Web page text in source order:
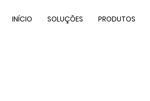
INÍCIO SOLUÇÕES PRODUTOS